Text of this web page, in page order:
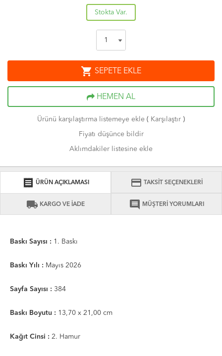
Stokta Var.
shopping_cart SEPETE EKLE
HEMEN AL
Ürünü karşılaştırma listemeye ekle ( Karşılaştır )
Fiyatı düşünce bildir
Aklımdakiler listesine ekle
receipt ÜRÜN AÇIKLAMASI credit_card TAKSİT SEÇENEKLERİ
local_shipping KARGO VE İADE comment MÜŞTERİ YORUMLARI
Baskı Sayısı : 1. Baskı
Baskı Yılı : Mayıs 2026
Sayfa Sayısı : 384
Baskı Boyutu : 13,70 x 21,00 cm
Kağıt Cinsi : 2. Hamur